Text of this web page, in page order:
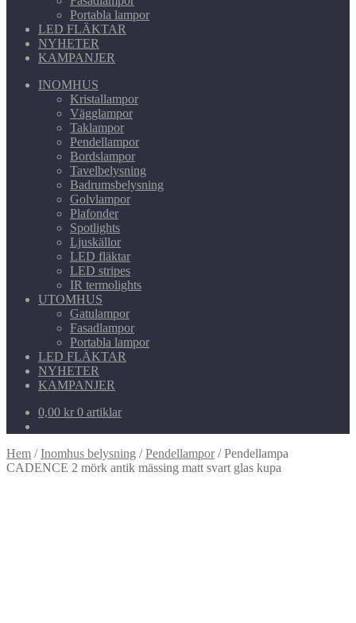
Portabla lampor
LED FLÄKTAR
NYHETER
KAMPANJER
INOMHUS
Kristallampor
Vägglampor
Taklampor
Pendellampor
Bordslampor
Tavelbelysning
Badrumsbelysning
Golvlampor
Plafonder
Spotlights
Ljuskällor
LED fläktar
LED stripes
IR termolights
UTOMHUS
Gatulampor
Fasadlampor
Portabla lampor
LED FLÄKTAR
NYHETER
KAMPANJER
0,00 kr 0 artiklar
Hem /Inomhus belysning /Pendellampor/Pendellampa
CADENCE 2 mörk antik mässing matt svart glas kupa